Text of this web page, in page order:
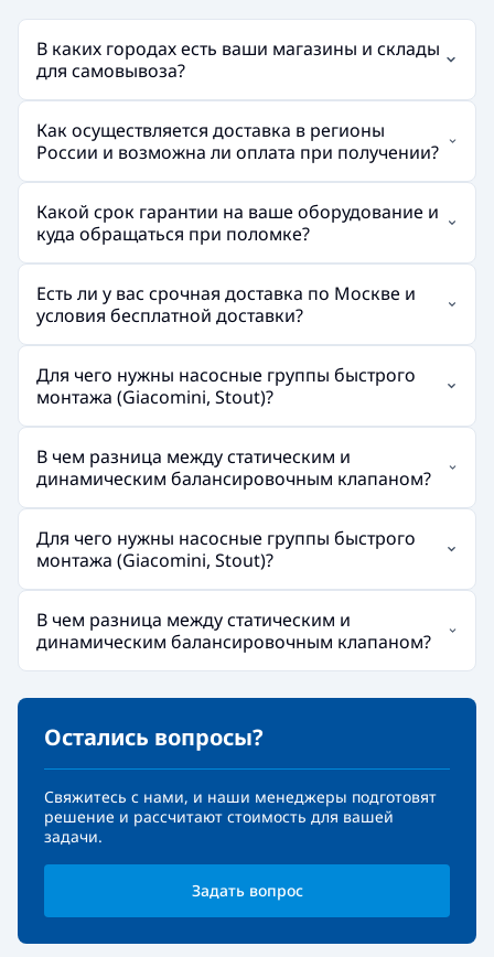
В каких городах есть ваши магазины и склады
для самовывоза?
Как осуществляется доставка в регионы
России и возможна ли оплата при получении?
Какой срок гарантии на ваше оборудование и
куда обращаться при поломке?
Есть ли у вас срочная доставка по Москве и
условия бесплатной доставки?
Для чего нужны насосные группы быстрого
монтажа (Giacomini, Stout)?
В чем разница между статическим и
динамическим балансировочным клапаном?
Для чего нужны насосные группы быстрого
монтажа (Giacomini, Stout)?
В чем разница между статическим и
динамическим балансировочным клапаном?
Остались вопросы?
Свяжитесь с нами, и наши менеджеры подготовят
решение и рассчитают стоимость для вашей
задачи.
Задать вопрос